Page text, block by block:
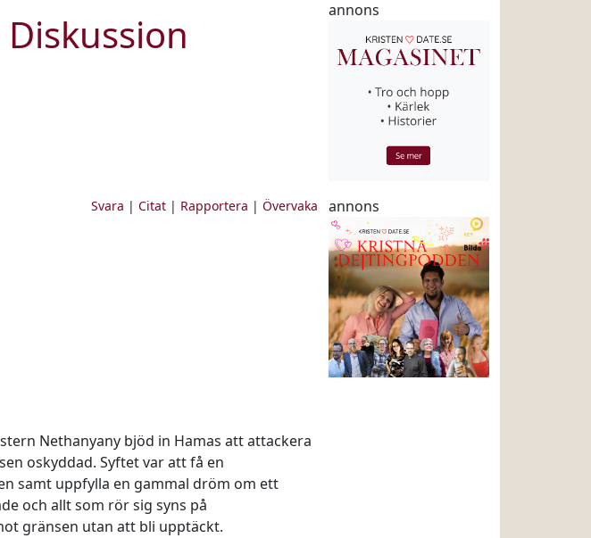
Diskussion
Svara | Citat| Rapportera | Övervaka
Nethanyany bjöd in Hamas att attackera
oskyddad. Syftet var att få en
samt uppfylla en gammal dröm om ett
och allt som rör sig syns på
gränsen utan att bli upptäckt.
annons
annons